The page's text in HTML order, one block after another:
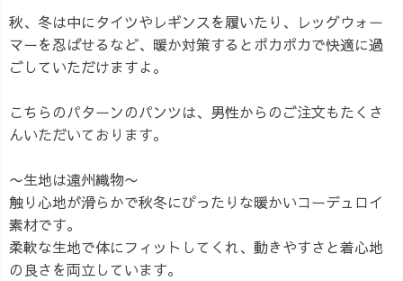
秋、冬は中にタイツやレギンスを履いたり、レッグウォー
マーを忍ばせるなど、暖か対策するとポカポカで快適に過
ごしていただけますよ。
こちらのパターンのパンツは、男性からのご注文もたくさ
んいただいております。
〜生地は遠州織物〜
触り心地が滑らかで秋冬にぴったりな暖かいコーデュロイ
素材です。
柔軟な生地で体にフィットしてくれ、動きやすさと着心地
の良さを両立しています。